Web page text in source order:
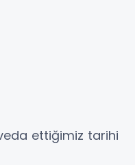
ettiğimiz tarihi